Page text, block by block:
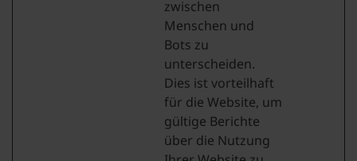
zwischen
Menschen und
Bots zu
unterscheiden.
Dies ist vorteilhaft
für die Website, um
gültige Berichte
über die Nutzung